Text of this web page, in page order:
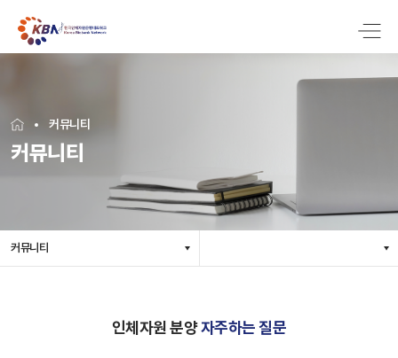
커뮤니티
커뮤니티
커뮤니티
인체자원 분양자주하는 질문